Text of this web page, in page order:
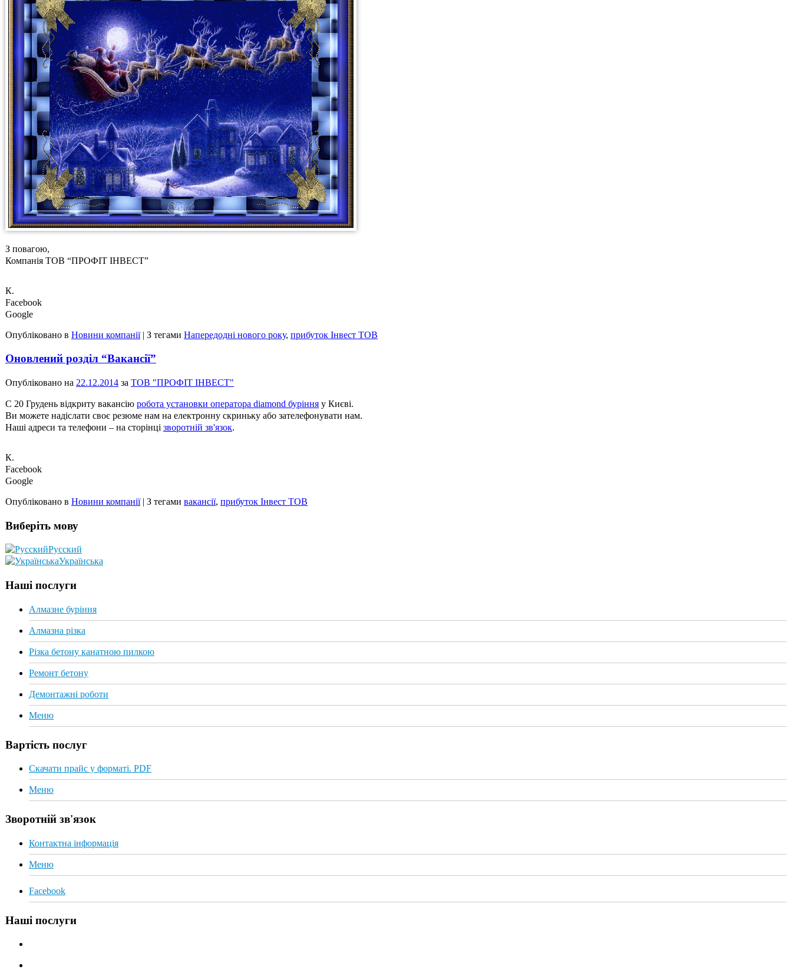
З повагою,
Компанія ТОВ “ПРОФІТ ІНВЕСТ”
К.
Facebook
Google
Опубліковано в Новини компанії| З тегами Напередодні нового року, прибуток Інвест ТОВ
Оновлений розділ “Вакансії”
Опубліковано на 22.12.2014 за ТОВ "ПРОФІТ ІНВЕСТ"
С 20 Грудень відкриту вакансію робота установки оператора diamond буріння у Києві.
Ви можете надіслати своє резюме нам на електронну скриньку або зателефонувати нам.
Наші адреси та телефони – на сторінці зворотній зв'язок.
К.
Facebook
Google
Опубліковано в Новини компанії| З тегами вакансії, прибуток Інвест ТОВ
Виберіть мову
Русский
Українська
Наші послуги
Алмазне буріння
Алмазна різка
Різка бетону канатною пилкою
Ремонт бетону
Демонтажні роботи
Меню
Вартість послуг
Скачати прайс у форматі. PDF
Меню
Зворотній зв'язок
Контактна інформація
Меню
Facebook
Наші послуги